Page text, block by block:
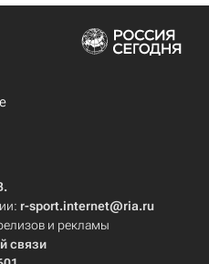
r-sport.internet@ria.ru
и рекламы
связи